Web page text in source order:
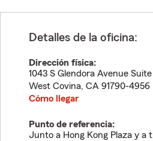
Detalles de la oficina:
Dirección física:
1043 S Glendora Avenue Suite
West Covina, CA 91790-4956
Cómo llegar
Punto de referencia:
Junto a Hong Kong Plaza y a